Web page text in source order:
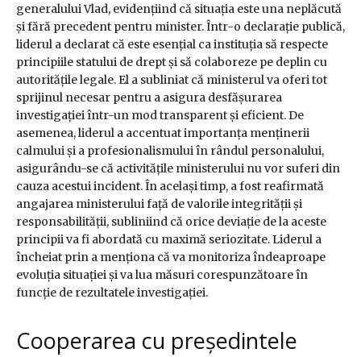
generalului Vlad, evidențiind că situația este una neplăcută
și fără precedent pentru minister. Într-o declarație publică,
liderul a declarat că este esențial ca instituția să respecte
principiile statului de drept și să colaboreze pe deplin cu
autoritățile legale. El a subliniat că ministerul va oferi tot
sprijinul necesar pentru a asigura desfășurarea
investigației într-un mod transparent și eficient. De
asemenea, liderul a accentuat importanța menținerii
calmului și a profesionalismului în rândul personalului,
asigurându-se că activitățile ministerului nu vor suferi din
cauza acestui incident. În același timp, a fost reafirmată
angajarea ministerului față de valorile integrității și
responsabilității, subliniind că orice deviație de la aceste
principii va fi abordată cu maximă seriozitate. Liderul a
încheiat prin a menționa că va monitoriza îndeaproape
evoluția situației și va lua măsuri corespunzătoare în
funcție de rezultatele investigației.
Cooperarea cu președintele